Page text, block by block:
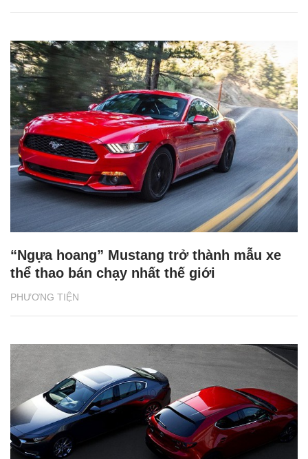
PHƯƠNG TIỆN
“Ngựa hoang” Mustang trở thành mẫu xe
thể thao bán chạy nhất thế giới